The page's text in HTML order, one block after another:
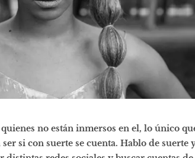
no están inmersos en el, lo único
si con suerte se cuenta. Hablo de suerte